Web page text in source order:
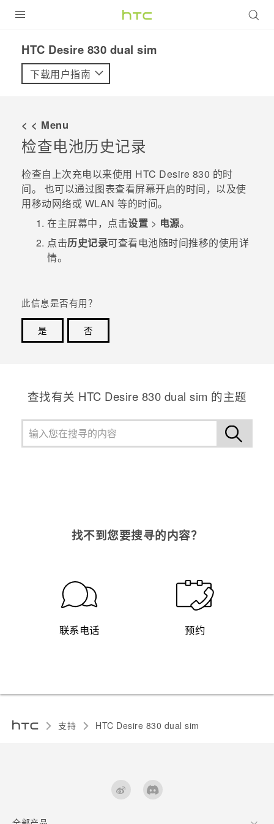
VIVE
支持帮助
在线客服
HTC Desire 830 dual sim‎
下载用户指南
< < Menu
检查电池历史记录
检查自上次充电以来使用 HTC Desire 830 的时
间。 也可以通过图表查看屏幕开启的时间，以及使
用移动网络或 WLAN 等的时间。
在主屏幕中，点击设置 > 电源。
点击历史记录可查看电池随时间推移的使用详
情。
此信息是否有用？
是
否
查找有关 HTC Desire 830 dual sim 的主题
找不到您要搜寻的内容？
联系电话 预约
支持 HTC Desire 830 dual sim‎